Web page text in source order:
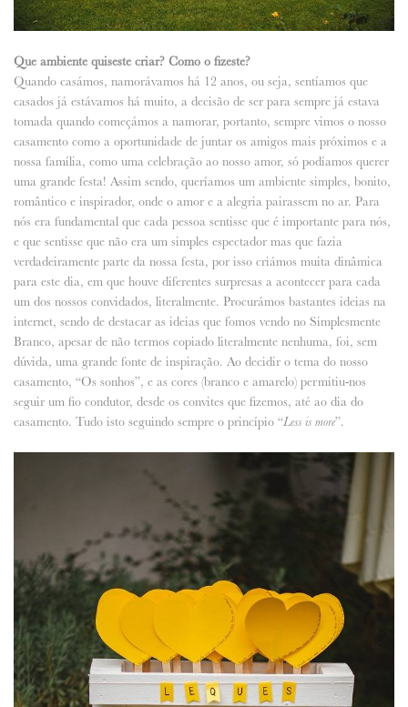
Que ambiente quiseste criar? Como o fizeste?
Quando casámos, namorávamos há 12 anos, ou seja, sentíamos que
casados já estávamos há muito, a decisão de ser para sempre já estava
tomada quando começámos a namorar, portanto, sempre vimos o nosso
casamento como a oportunidade de juntar os amigos mais próximos e a
nossa família, como uma celebração ao nosso amor, só podíamos querer
uma grande festa! Assim sendo, queríamos um ambiente simples, bonito,
romântico e inspirador, onde o amor e a alegria pairassem no ar. Para
nós era fundamental que cada pessoa sentisse que é importante para nós,
e que sentisse que não era um simples espectador mas que fazia
verdadeiramente parte da nossa festa, por isso criámos muita dinâmica
para este dia, em que houve diferentes surpresas a acontecer para cada
um dos nossos convidados, literalmente. Procurámos bastantes ideias na
internet, sendo de destacar as ideias que fomos vendo no Simplesmente
Branco, apesar de não termos copiado literalmente nenhuma, foi, sem
dúvida, uma grande fonte de inspiração. Ao decidir o tema do nosso
casamento, “Os sonhos”, e as cores (branco e amarelo) permitiu-nos
seguir um fio condutor, desde os convites que fizemos, até ao dia do
casamento. Tudo isto seguindo sempre o princípio “Less is more”.